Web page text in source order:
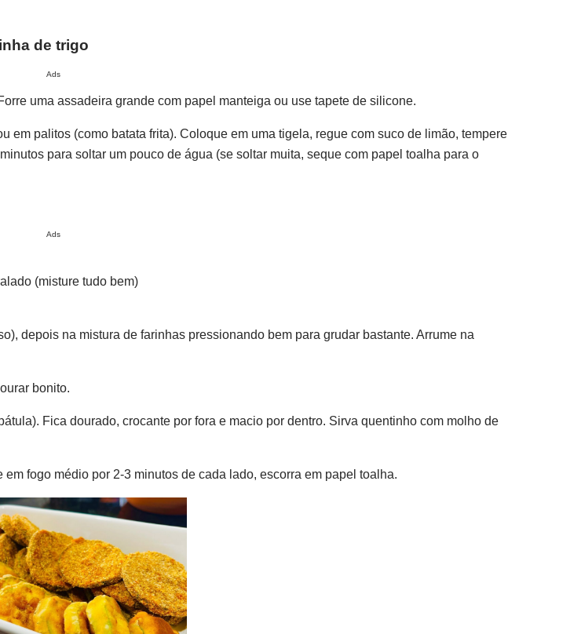
de trigo
Ads
uma assadeira grande com papel manteiga ou use tapete de silicone.
em palitos (como batata frita). Coloque em uma tigela, regue com suco de limão, tempere
para soltar um pouco de água (se soltar muita, seque com papel toalha para o
Ads
(misture tudo bem)
depois na mistura de farinhas pressionando bem para grudar bastante. Arrume na
bonito.
Fica dourado, crocante por fora e macio por dentro. Sirva quentinho com molho de
fogo médio por 2-3 minutos de cada lado, escorra em papel toalha.